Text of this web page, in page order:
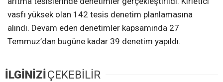
vasfı yüksek olan 142 tesis denetim planlamasına
alındı. Devam eden denetimler kapsamında 27
Temmuz’dan bugüne kadar 39 denetim yapıldı.
İLGİNİZİ ÇEKEBİLİR